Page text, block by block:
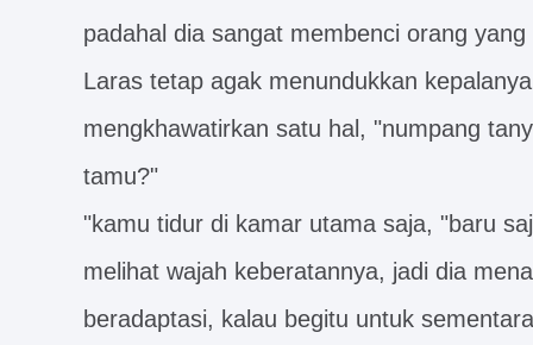
padahal dia sangat membenci orang yang
Laras tetap agak menundukkan
mengkhawatirkan satu hal, "numpang
tamu?"
"kamu tidur di kamar utama saja, "baru
melihat wajah keberatannya, jadi dia
beradaptasi, kalau begitu untuk